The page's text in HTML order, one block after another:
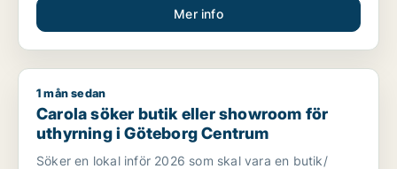
Mer info
Carola söker butik eller showroom för uthyrning i Göteborg
1 mån sedan
Carola söker butik eller showroom för
uthyrning i Göteborg Centrum
Söker en lokal inför 2026 som skal vara en butik/